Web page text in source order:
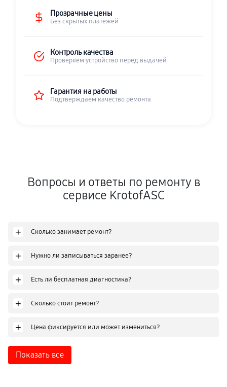
Прозрачные цены
Без скрытых платежей
Контроль качества
Проверяем устройство перед выдачей
Гарантия на работы
Подтверждаем качество ремонта
Вопросы и ответы по ремонту в
сервисе KrotofASC
+ Сколько занимает ремонт?
+ Нужно ли записываться заранее?
+ Есть ли бесплатная диагностика?
+ Сколько стоит ремонт?
+ Цена фиксируется или может измениться?
Показать все